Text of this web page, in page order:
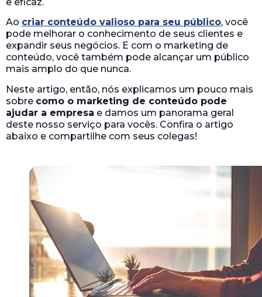
Ao criar conteúdo valioso para seu público, você
pode melhorar o conhecimento de seus clientes e
expandir seus negócios. E com o marketing de
conteúdo, você também pode alcançar um público
mais amplo do que nunca.
Neste artigo, então, nós explicamos um pouco mais
sobre como o marketing de conteúdo pode
ajudar a empresa e damos um panorama geral
deste nosso serviço para vocês. Confira o artigo
abaixo e compartilhe com seus colegas!